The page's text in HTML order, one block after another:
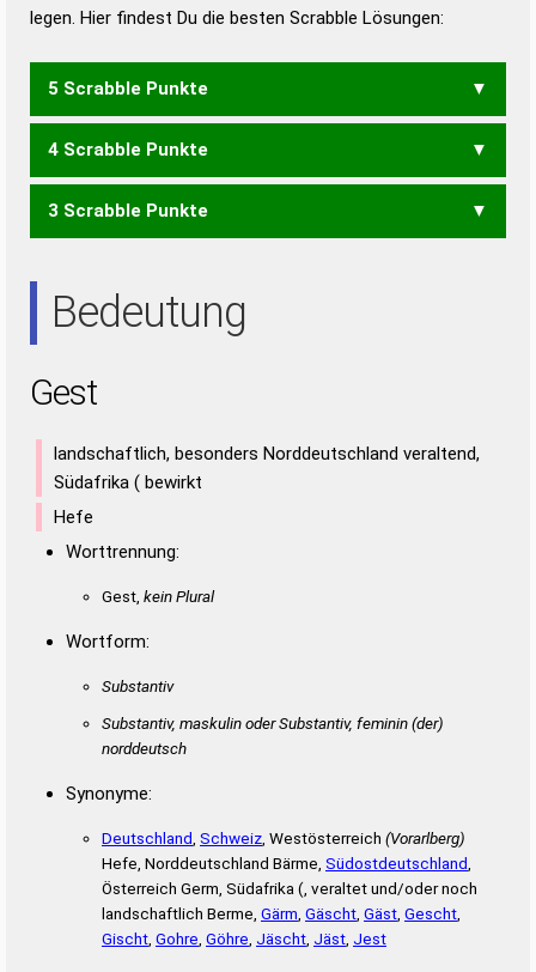
Duden – Deutsches
Universalwörterbuch
legen. Hier findest Du die besten Scrabble Lösungen:
5 Scrabble Punkte
STEG
4 Scrabble Punkte
TSG
3 Scrabble Punkte
Bedeutung
Gest
landschaftlich, besonders Norddeutschland veraltend,
Südafrika ( bewirkt
Hefe
Worttrennung:
Gest, kein Plural
Wortform:
Substantiv
Substantiv, maskulin oder Substantiv, feminin(der)
norddeutsch
Synonyme:
Deutschland Schweiz , Westösterreich (Vorarlberg)
Hefe, Norddeutschland Bärme, Südostdeutschland
Österreich Germ, Südafrika (, veraltet und/oder noch
landschaftlich Berme, Gärm Gäscht Gäst Gescht
Gischt Gohre Göhre Jäscht Jäst Jest